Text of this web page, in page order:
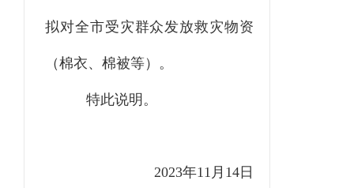
拟对全市受灾群众发放救灾物资
（棉衣、棉被等）。
特此说明。
2023年11月14日